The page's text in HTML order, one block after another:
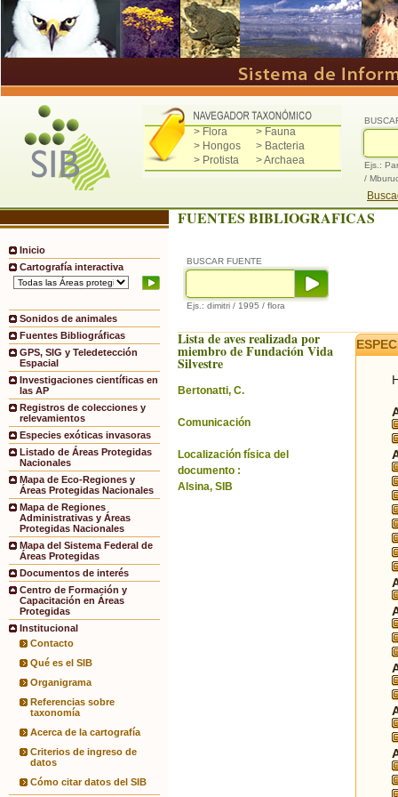
> Flora
> Fauna
> Hongos
> Bacteria
> Protista
> Archaea
Ejs.:
/
Inicio
Cartografía interactiva
Sonidos de animales
Fuentes Bibliográficas
GPS, SIG y Teledetección
Espacial
Investigaciones científicas en
las AP
Registros de colecciones y
relevamientos
Especies exóticas invasoras
Listado de Áreas Protegidas
Nacionales
Mapa de Eco-Regiones y
Áreas Protegidas Nacionales
Mapa de Regiones
Administrativas y Áreas
Protegidas Nacionales
Mapa del Sistema Federal de
Áreas Protegidas
Documentos de interés
Centro de Formación y
Capacitación en Áreas
Protegidas
Institucional
Contacto
Qué es el SIB
Organigrama
Referencias sobre
taxonomía
Acerca de la cartografía
Criterios de ingreso de
datos
Cómo citar datos del SIB
FUENTES BIBLIOGRAFICAS
BUSCAR FUENTE
Ejs.: dimitri / 1995 / flora
Lista de aves realizada por
miembro de Fundación Vida
Silvestre
Bertonatti, C.
Comunicación
Localización física del
documento :
Alsina, SIB